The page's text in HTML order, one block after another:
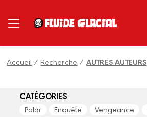
Accueil /Recherche /AUTRES AUTEURS
CATÉGORIES
Polar Enquête Vengeance